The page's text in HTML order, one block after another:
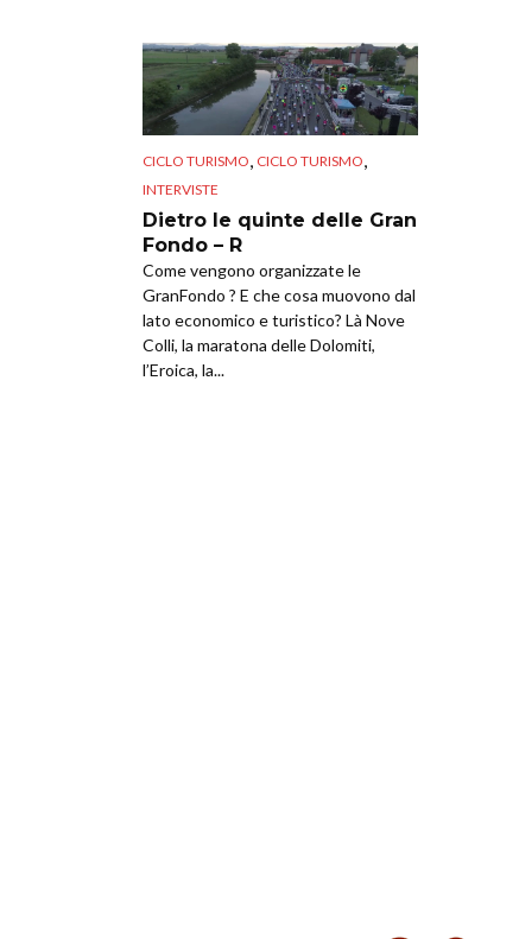
CICLO TURISMO CICLO TURISMO
INTERVISTE
Dietro le quinte delle Gran
Fondo – R
Come vengono organizzate le
GranFondo ? E che cosa muovono dal
lato economico e turistico? Là Nove
Colli, la maratona delle Dolomiti,
l’Eroica, la...